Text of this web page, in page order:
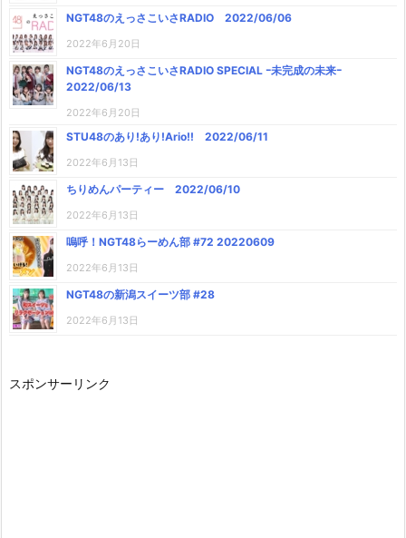
NGT48のえっさこいさRADIO 2022/06/06
2022年6月20日
NGT48のえっさこいさRADIO SPECIAL ｰ未完成の未来ｰ
2022/06/13
2022年6月20日
STU48のあり!あり!Ario!! 2022/06/11
2022年6月13日
ちりめんパーティー 2022/06/10
2022年6月13日
嗚呼！NGT48らーめん部 #72 20220609
2022年6月13日
NGT48の新潟スイーツ部 #28
2022年6月13日
スポンサーリンク